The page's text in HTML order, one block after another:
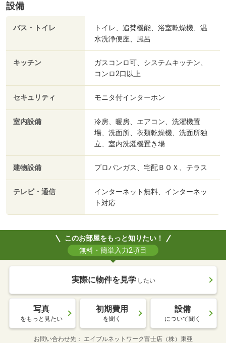
設備
バス・トイレ
トイレ、追焚機能、浴室乾燥機、温
水洗浄便座、風呂
キッチン
ガスコンロ可、システムキッチン、
コンロ2口以上
セキュリティ モニタ付インターホン
室内設備
冷房、暖房、エアコン、洗濯機置
場、洗面所、衣類乾燥機、洗面所独
立、室内洗濯機置き場
建物設備 プロパンガス、宅配ＢＯＸ、テラス
テレビ・通信
インターネット無料、インターネッ
ト対応
このお部屋をもっと知りたい！
無料・簡単入力2項目
実際に物件を見学 したい
写真
をもっと見たい
初期費用
を聞く
設備
について聞く
お問い合わせ先 エイブルネットワーク富士店（株）東亜